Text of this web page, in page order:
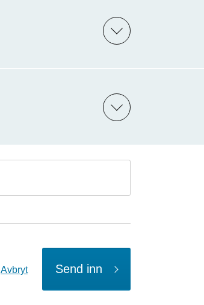
Avbryt Send inn